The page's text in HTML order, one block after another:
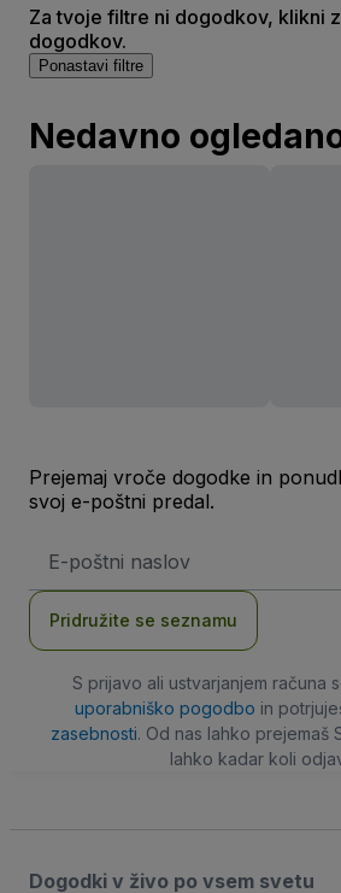
Za tvoje filtre ni dogodkov, klikni
dogodkov.
Ponastavi filtre
Nedavno
Prejemaj vroče dogodke in
svoj e-poštni predal.
naslov
Pridružite se seznamu
S prijavo ali ustvarjanjem računa
uporabniško pogodbo in
zasebnosti. Od nas lahko prejemaš
lahko kadar koli
Dogodki v živo po vsem svetu